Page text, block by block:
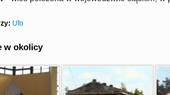
Ufo
w okolicy